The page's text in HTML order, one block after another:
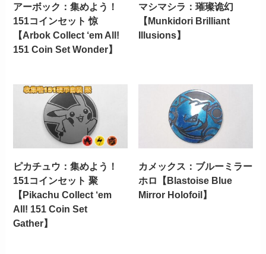
アーボック：集めよう！
151コインセット 惊
【Arbok Collect ‘em All!
151 Coin Set Wonder】
マシマシラ：璀璨诡幻
【Munkidori Brilliant
Illusions】
ピカチュウ：集めよう！
151コインセット 聚
【Pikachu Collect ‘em
All! 151 Coin Set
Gather】
カメックス：ブルーミラー
ホロ【Blastoise Blue
Mirror Holofoil】